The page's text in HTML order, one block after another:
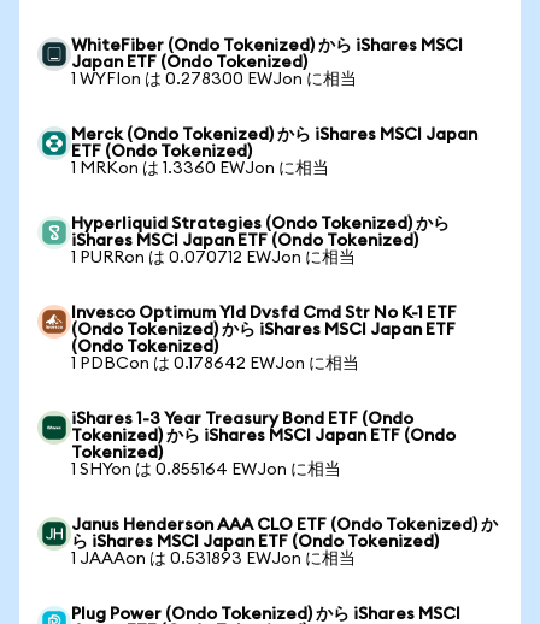
WhiteFiber (Ondo Tokenized) から iShares MSCI
Japan ETF (Ondo Tokenized)
1 WYFIon は 0.278300 EWJon に相当
Merck (Ondo Tokenized) から iShares MSCI Japan
ETF (Ondo Tokenized)
1 MRKon は 1.3360 EWJon に相当
Hyperliquid Strategies (Ondo Tokenized) から
iShares MSCI Japan ETF (Ondo Tokenized)
1 PURRon は 0.070712 EWJon に相当
Invesco Optimum Yld Dvsfd Cmd Str No K-1 ETF
(Ondo Tokenized) から iShares MSCI Japan ETF
(Ondo Tokenized)
1 PDBCon は 0.178642 EWJon に相当
iShares 1-3 Year Treasury Bond ETF (Ondo
Tokenized) から iShares MSCI Japan ETF (Ondo
Tokenized)
1 SHYon は 0.855164 EWJon に相当
Janus Henderson AAA CLO ETF (Ondo Tokenized) か
ら iShares MSCI Japan ETF (Ondo Tokenized)
1 JAAAon は 0.531893 EWJon に相当
Plug Power (Ondo Tokenized) から iShares MSCI